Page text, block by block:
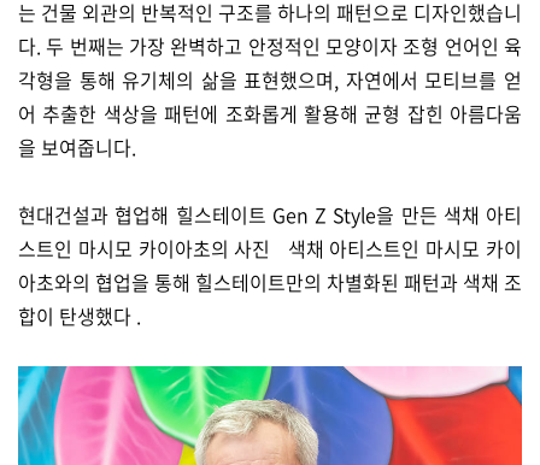
는 건물 외관의 반복적인 구조를 하나의 패턴으로 디자인했습니
다. 두 번째는 가장 완벽하고 안정적인 모양이자 조형 언어인 육
각형을 통해 유기체의 삶을 표현했으며, 자연에서 모티브를 얻
어 추출한 색상을 패턴에 조화롭게 활용해 균형 잡힌 아름다움
을 보여줍니다.
현대건설과 협업해 힐스테이트 Gen Z Style을 만든 색채 아티
스트인 마시모 카이아초의 사진 색채 아티스트인 마시모 카이
아초와의 협업을 통해 힐스테이트만의 차별화된 패턴과 색채 조
합이 탄생했다 .